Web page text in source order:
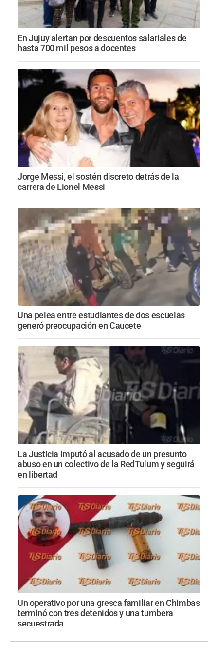
En Jujuy alertan por descuentos salariales de
hasta 700 mil pesos a docentes
Jorge Messi, el sostén discreto detrás de la
carrera de Lionel Messi
Una pelea entre estudiantes de dos escuelas
generó preocupación en Caucete
La Justicia imputó al acusado de un presunto
abuso en un colectivo de la RedTulum y seguirá
en libertad
Un operativo por una gresca familiar en Chimbas
terminó con tres detenidos y una tumbera
secuestrada